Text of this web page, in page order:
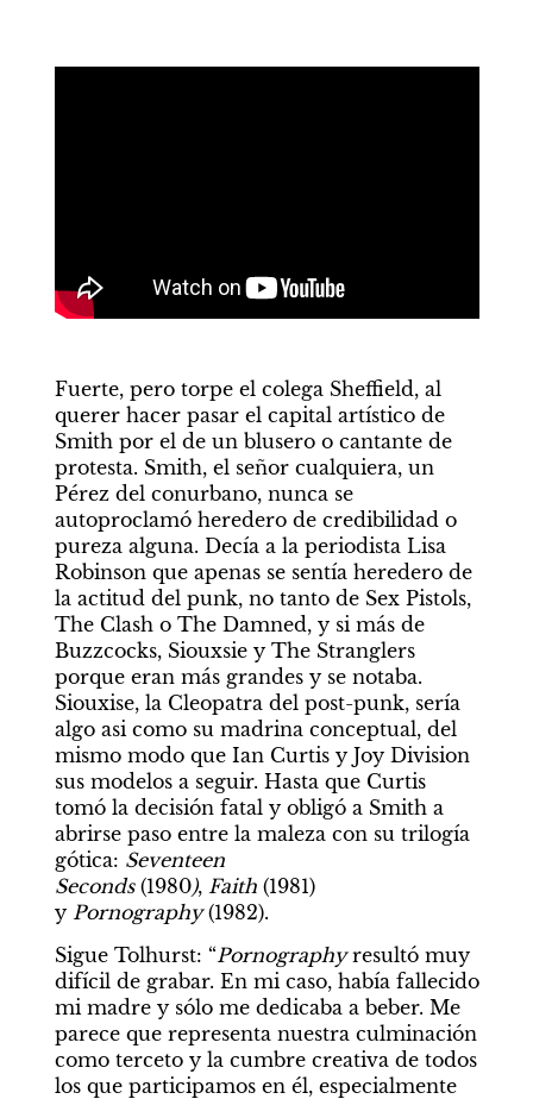
Fuerte, pero torpe el colega Sheffield, al
querer hacer pasar el capital artístico de
Smith por el de un blusero o cantante de
protesta. Smith, el señor cualquiera, un
Pérez del conurbano, nunca se
autoproclamó heredero de credibilidad o
pureza alguna. Decía a la periodista Lisa
Robinson que apenas se sentía heredero de
la actitud del punk, no tanto de Sex Pistols,
The Clash o The Damned, y si más de
Buzzcocks, Siouxsie y The Stranglers
porque eran más grandes y se notaba.
Siouxise, la Cleopatra del post-punk, sería
algo asi como su madrina conceptual, del
mismo modo que Ian Curtis y Joy Division
sus modelos a seguir. Hasta que Curtis
tomó la decisión fatal y obligó a Smith a
abrirse paso entre la maleza con su trilogía
gótica: Seventeen
Seconds (1980), Faith (1981)
y Pornography (1982).
Sigue Tolhurst: “Pornography resultó muy
difícil de grabar. En mi caso, había fallecido
mi madre y sólo me dedicaba a beber. Me
parece que representa nuestra culminación
como terceto y la cumbre creativa de todos
los que participamos en él, especialmente